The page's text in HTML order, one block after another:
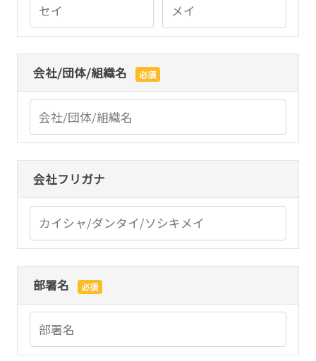
会社/団体/組織名 必須
会社フリガナ
部署名 必須